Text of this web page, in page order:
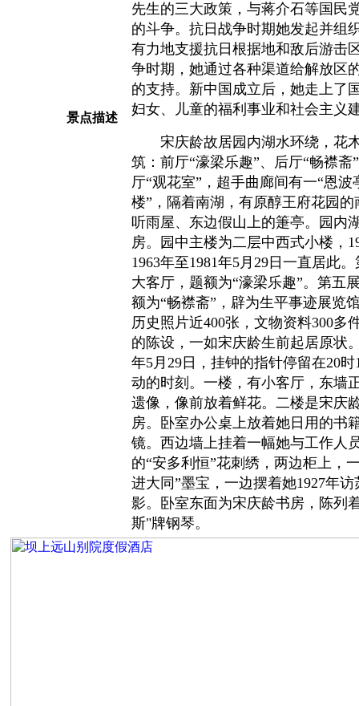
景点描述
先生的三大政策，与蒋介石等国民
的斗争。抗日战争时期她发起并组
有力地支援抗日根据地和敌后游击
争时期，她通过各种渠道给解放区
的支持。新中国成立后，她走上了
妇女、儿童的福利事业和社会
宋庆龄故居园内湖水环绕，花
筑：前厅“濠梁乐趣”、后厅“畅襟斋
厅“观花室”，超手曲廊间有一“恩波
楼”，隔着南湖，有原醇王府花园
听雨屋、东边假山上的箑亭。园内
房。园中主楼为二层中西式小楼，
1963年至1981年5月29日一直居此
大客厅，题额为“濠梁乐趣”。第五
额为“畅襟斋”，辟为生平事迹展览
历史照片近400张，文物资料300多
的陈设，一如宋庆龄生前起居原状
年5月29日，挂钟的指针停留在20
动的时刻。一楼，有小客厅，东墙
遗像，像前放着鲜花。二楼是宋庆
房。卧室办公桌上放着她日用的书
镜。西边墙上挂着一幅她与工作人
的“安多利恒”花刺绣，两边柜上，
进大同”墨宝，一边摆着她1927年
影。卧室东面为宋庆龄书房，陈列
斯"牌钢琴。